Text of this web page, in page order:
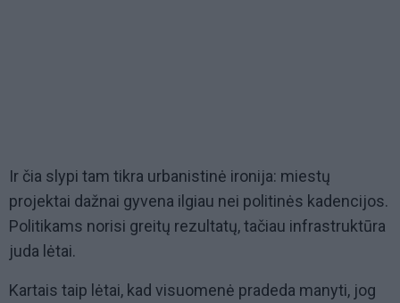
Ir čia slypi tam tikra urbanistinė ironija: miestų
projektai dažnai gyvena ilgiau nei politinės kadencijos.
Politikams norisi greitų rezultatų, tačiau infrastruktūra
juda lėtai.
Kartais taip lėtai, kad visuomenė pradeda manyti, jog